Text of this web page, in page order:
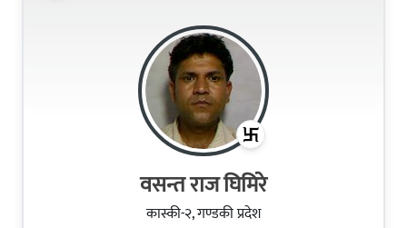
वसन्त राज घिमिरे
कास्की-२, गण्डकी प्रदेश